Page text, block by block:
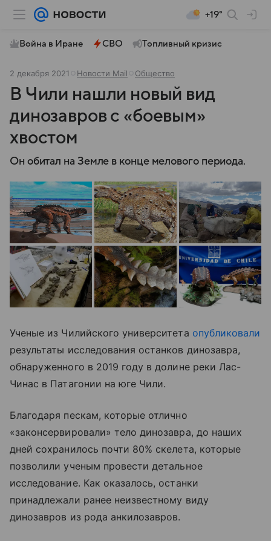
+19°
Война в Иране СВО Топливный кризис
2 декабря 2021 Новости Mail Общество
В Чили нашли новый вид
динозавров с «боевым»
хвостом
Он обитал на Земле в конце мелового периода.
Ученые из Чилийского университета опубликовали
результаты исследования останков динозавра,
обнаруженного в 2019 году в долине реки Лас-
Чинас в Патагонии на юге Чили.
Благодаря пескам, которые отлично
«законсервировали» тело динозавра, до наших
дней сохранилось почти 80% скелета, которые
позволили ученым провести детальное
исследование. Как оказалось, останки
принадлежали ранее неизвестному виду
динозавров из рода анкилозавров.